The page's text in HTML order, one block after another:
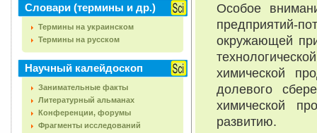
Словари (термины и др.)
Термины на украинском
Термины на русском
Научный калейдоскоп
Занимательные факты
Литературный альманах
Конференции, форумы
Фрагменты исследований
Особое
предприятий-
окружающей
химической
долевого
химической
развитию.